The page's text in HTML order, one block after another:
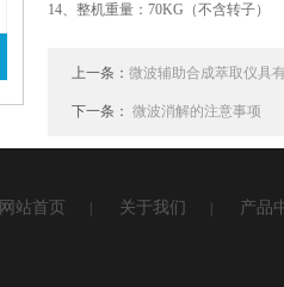
14、整机重量：70KG（不含转子）
上一条： 微波辅助合成萃取仪具
下一条： 微波消解的注意事项
网站首页 关于我们 产品